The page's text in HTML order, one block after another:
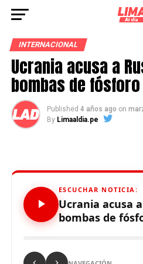
INTERNACIONAL
Ucrania acusa a
bombas de
Published 4 años ago on
By Limaaldia.pe
ESCUCHAR NOTICIA:
Ucrania acusa
bombas de